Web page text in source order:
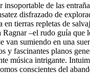
de las
disfrazado de
tierras repletas de
–el rudo guía
sumiendo en una
y fascinantes planos
música intrigante.
conscientes del